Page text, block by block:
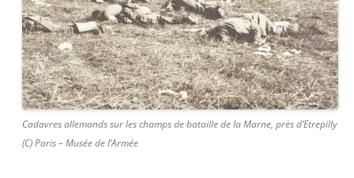
Cadavres allemands sur les champs de bataille de la Marne, près d’Etrepilly
(C) Paris – Musée de l’Armée